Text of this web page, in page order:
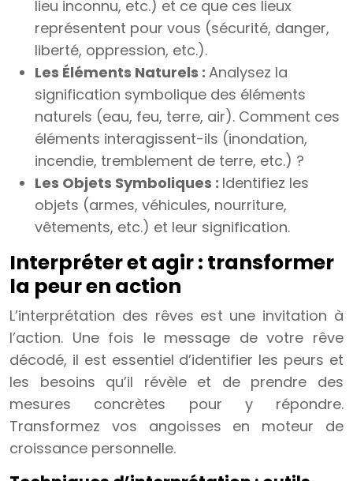
lieu inconnu, etc.) et ce que ces lieux
représentent pour vous (sécurité, danger,
liberté, oppression, etc.).
Les Éléments Naturels : Analysez la
signification symbolique des éléments
naturels (eau, feu, terre, air). Comment ces
éléments interagissent-ils (inondation,
incendie, tremblement de terre, etc.) ?
Les Objets Symboliques : Identifiez les
objets (armes, véhicules, nourriture,
vêtements, etc.) et leur signification.
Interpréter et agir : transformer
la peur en action
L’interprétation des rêves est une invitation à
l’action. Une fois le message de votre rêve
décodé, il est essentiel d’identifier les peurs et
les besoins qu’il révèle et de prendre des
mesures concrètes pour y répondre.
Transformez vos angoisses en moteur de
croissance personnelle.